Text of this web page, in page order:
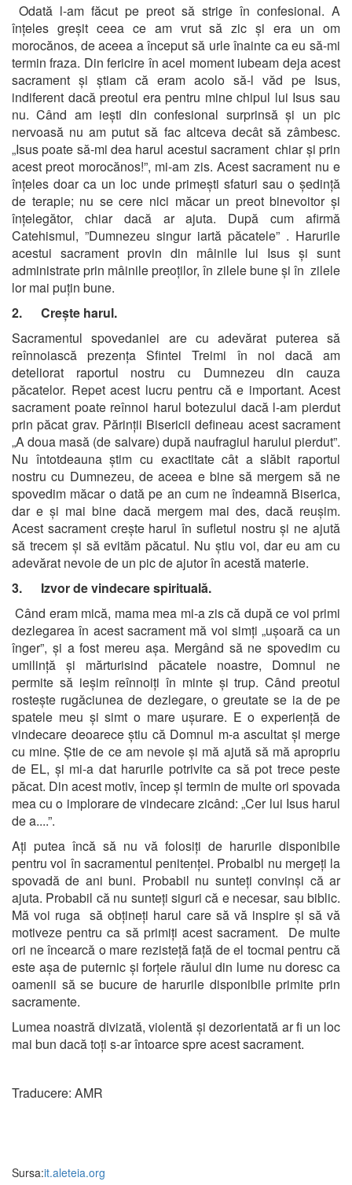
Odată l-am făcut pe preot să strige în confesional. A
înțeles greșit ceea ce am vrut să zic și era un om
morocănos, de aceea a început să urle înainte ca eu să-mi
termin fraza. Din fericire în acel moment iubeam deja acest
sacrament și știam că eram acolo să-l văd pe Isus,
indiferent dacă preotul era pentru mine chipul lui Isus sau
nu. Când am iești din confesional surprinsă și un pic
nervoasă nu am putut să fac altceva decât să zâmbesc.
„Isus poate să-mi dea harul acestui sacrament chiar și prin
acest preot morocănos!”, mi-am zis. Acest sacrament nu e
înțeles doar ca un loc unde primești sfaturi sau o ședință
de terapie; nu se cere nici măcar un preot binevoitor și
înțelegător, chiar dacă ar ajuta. După cum afirmă
Catehismul, ”Dumnezeu singur iartă păcatele” . Harurile
acestui sacrament provin din mâinile lui Isus și sunt
administrate prin mâinile preoților, în zilele bune și în zilele
lor mai puțin bune.
2. Crește harul.
Sacramentul spovedaniei are cu adevărat puterea să
reînnoiască prezența Sfintei Treimi în noi dacă am
deteliorat raportul nostru cu Dumnezeu din cauza
păcatelor. Repet acest lucru pentru că e important. Acest
sacrament poate reînnoi harul botezului dacă l-am pierdut
prin păcat grav. Părinții Bisericii defineau acest sacrament
„A doua masă (de salvare) după naufragiul harului pierdut”.
Nu întotdeauna știm cu exactitate cât a slăbit raportul
nostru cu Dumnezeu, de aceea e bine să mergem să ne
spovedim măcar o dată pe an cum ne îndeamnă Biserica,
dar e și mai bine dacă mergem mai des, dacă reușim.
Acest sacrament crește harul în sufletul nostru și ne ajută
să trecem și să evităm păcatul. Nu știu voi, dar eu am cu
adevărat nevoie de un pic de ajutor în acestă materie.
3. Izvor de vindecare spirituală.
Când eram mică, mama mea mi-a zis că după ce voi primi
dezlegarea în acest sacrament mă voi simți „ușoară ca un
înger”, și a fost mereu așa. Mergând să ne spovedim cu
umilință și mărturisind păcatele noastre, Domnul ne
permite să ieșim reînnoiți în minte și trup. Când preotul
rostește rugăciunea de dezlegare, o greutate se ia de pe
spatele meu și simt o mare ușurare. E o experiență de
vindecare deoarece știu că Domnul m-a ascultat și merge
cu mine. Știe de ce am nevoie și mă ajută să mă apropriu
de EL, și mi-a dat harurile potrivite ca să pot trece peste
păcat. Din acest motiv, încep și termin de multe ori spovada
mea cu o implorare de vindecare zicând: „Cer lui Isus harul
de a....”.
Ați putea încă să nu vă folosiți de harurile disponibile
pentru voi în sacramentul penitenței. Probaibl nu mergeți la
spovadă de ani buni. Probabil nu sunteți convinși că ar
ajuta. Probabil că nu sunteți siguri că e necesar, sau biblic.
Mă voi ruga să obțineți harul care să vă inspire și să vă
motiveze pentru ca să primiți acest sacrament. De multe
ori ne încearcă o mare rezisteță față de el tocmai pentru că
este așa de puternic și forțele răului din lume nu doresc ca
oamenii să se bucure de harurile disponibile primite prin
sacramente.
Lumea noastră divizată, violentă și dezorientată ar fi un loc
mai bun dacă toți s-ar întoarce spre acest sacrament.
Traducere: AMR
Sursa:it.aleteia.org